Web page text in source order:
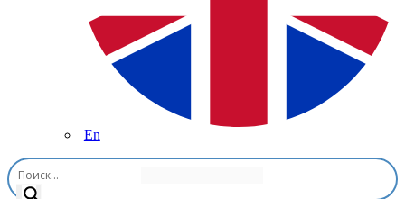
En